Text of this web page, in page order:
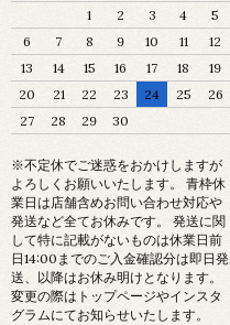
1
2 3 4
5
6
7 8 9 10 11
12
13
14 15 16 17 18
19
20
21 22 23 24 25
26
27
28 29 30
※不定休でご迷惑をおかけしますが
よろしくお願いいたします。 青枠休
業日は店舗含めお問い合わせ対応や
発送など全てお休みです。 発送に関
して特に記載がないものは休業日前
日14:00までのご入金確認分は即日発
送、以降はお休み明けとなります。
変更の際はトップページやインスタ
グラムにてお知らせいたします。